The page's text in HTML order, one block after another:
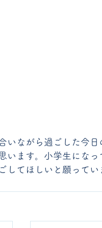
いながら過ごした今
います。小学生にな
してほしいと願ってい